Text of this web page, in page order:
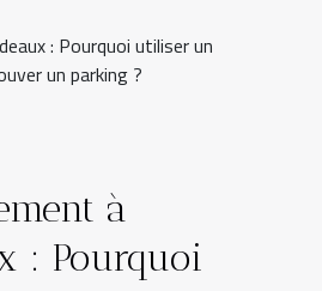
: Pourquoi utiliser un
un parking ?
à
: Pourquoi